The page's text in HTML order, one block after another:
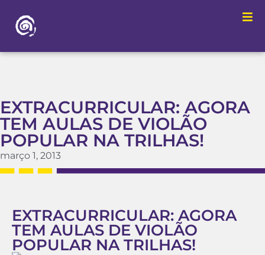
EXTRACURRICULAR: AGORA
TEM AULAS DE VIOLÃO
POPULAR NA TRILHAS!
março 1, 2013
EXTRACURRICULAR: AGORA
TEM AULAS DE VIOLÃO
POPULAR NA TRILHAS!